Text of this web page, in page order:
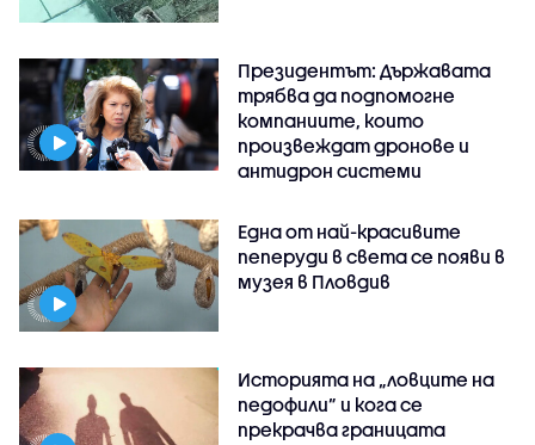
Президентът: Държавата
трябва да подпомогне
компаниите, които
произвеждат дронове и
антидрон системи
Една от най-красивите
пеперуди в света се появи в
музея в Пловдив
Историята на „ловците на
педофили” и кога се
прекрачва границата